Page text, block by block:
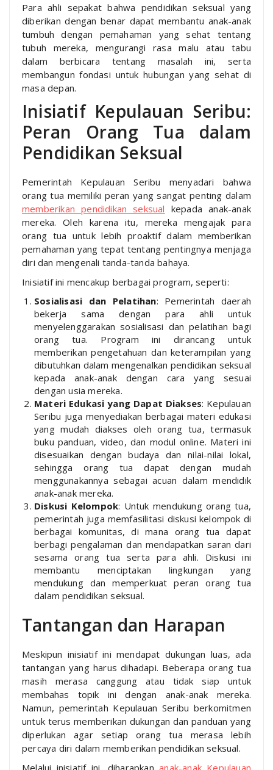
Para ahli sepakat bahwa pendidikan seksual yang
diberikan dengan benar dapat membantu anak-anak
tumbuh dengan pemahaman yang sehat tentang
tubuh mereka, mengurangi rasa malu atau tabu
dalam berbicara tentang masalah ini, serta
membangun fondasi untuk hubungan yang sehat di
masa depan.
Inisiatif Kepulauan Seribu:
Peran Orang Tua dalam
Pendidikan Seksual
Pemerintah Kepulauan Seribu menyadari bahwa
orang tua memiliki peran yang sangat penting dalam
memberikan pendidikan seksual kepada anak-anak
mereka. Oleh karena itu, mereka mengajak para
orang tua untuk lebih proaktif dalam memberikan
pemahaman yang tepat tentang pentingnya menjaga
diri dan mengenali tanda-tanda bahaya.
Inisiatif ini mencakup berbagai program, seperti:
Sosialisasi dan Pelatihan: Pemerintah daerah
bekerja sama dengan para ahli untuk
menyelenggarakan sosialisasi dan pelatihan bagi
orang tua. Program ini dirancang untuk
memberikan pengetahuan dan keterampilan yang
dibutuhkan dalam mengenalkan pendidikan seksual
kepada anak-anak dengan cara yang sesuai
dengan usia mereka.
Materi Edukasi yang Dapat Diakses: Kepulauan
Seribu juga menyediakan berbagai materi edukasi
yang mudah diakses oleh orang tua, termasuk
buku panduan, video, dan modul online. Materi ini
disesuaikan dengan budaya dan nilai-nilai lokal,
sehingga orang tua dapat dengan mudah
menggunakannya sebagai acuan dalam mendidik
anak-anak mereka.
Diskusi Kelompok: Untuk mendukung orang tua,
pemerintah juga memfasilitasi diskusi kelompok di
berbagai komunitas, di mana orang tua dapat
berbagi pengalaman dan mendapatkan saran dari
sesama orang tua serta para ahli. Diskusi ini
membantu menciptakan lingkungan yang
mendukung dan memperkuat peran orang tua
dalam pendidikan seksual.
Tantangan dan Harapan
Meskipun inisiatif ini mendapat dukungan luas, ada
tantangan yang harus dihadapi. Beberapa orang tua
masih merasa canggung atau tidak siap untuk
membahas topik ini dengan anak-anak mereka.
Namun, pemerintah Kepulauan Seribu berkomitmen
untuk terus memberikan dukungan dan panduan yang
diperlukan agar setiap orang tua merasa lebih
percaya diri dalam memberikan pendidikan seksual.
Melalui inisiatif ini, diharapkananak-anak Kepulauan